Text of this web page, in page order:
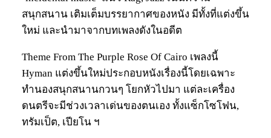
สนุกสนาน เติมเต็มบรรยากาศของหนัง มีทั้งที่แต่งขึ้น
ใหม่ และนำมาจากบทเพลงดังในอดีต
Theme From The Purple Rose Of Cairo เพลงนี้
Hyman แต่งขึ้นใหม่ประกอบหนังเรื่องนี้โดยเฉพาะ
ทำนองสนุกสนานกวนๆ โยกหัวไปมา แต่ละเครื่อง
ดนตรีจะมีช่วงเวลาเด่นของตนเอง ทั้งแซ็กโซโฟน,
ทรัมเป็ต, เปียโน ฯ